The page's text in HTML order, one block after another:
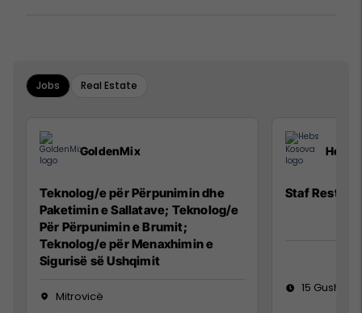
Jobs Real Estate
GoldenMix
Teknolog/e për Përpunimin dhe
Paketimin e Sallatave; Teknolog/e
Për Përpunimin e Brumit;
Teknolog/e për Menaxhimin e
Sigurisë së Ushqimit
Mitrovicë
Hebs
Staf
15 Gusht